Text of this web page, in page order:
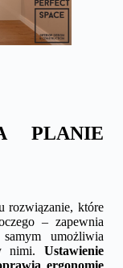
PLANIE
rozwiązanie, które
– zapewnia
umożliwia
nimi. Ustawienie
ergonomie